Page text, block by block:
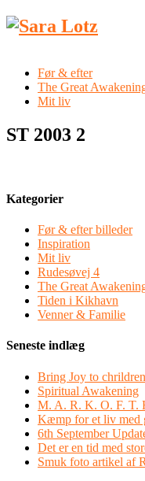
Før & efter
The Great
Mit liv
ST 2003 2
Kategorier
Før & efter billeder
Inspiration
Mit liv
Rudesøvej 4
The Great
Tiden i Kikhavn
Venner & Familie
Seneste indlæg
Bring Joy to
Spiritual Awakening
M. A. R. K. O. F. T.
Kæmp for et liv med
6th September
Det er en tid med
Smuk foto artikel af